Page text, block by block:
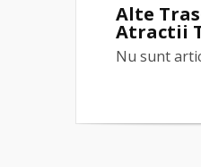
Alte
Atractii
Nu sunt